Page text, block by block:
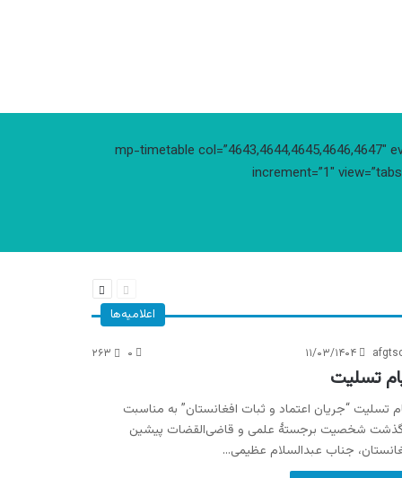
[mp-timetable col=”4643,4644,4645,4646,4647″
increment=”1″
صفحه
اعلامیه‌ها
۱۱/۰۳/۱۴۰۴ ۰ ۲۶۳
تسلیت
تسلیت “جریان اعتماد و ثبات افغانستان” به مناسبت
شخصیت برجستهٔ علمی و قاضی‌القضات پیشین
جناب عبدالسلام عظیمی…